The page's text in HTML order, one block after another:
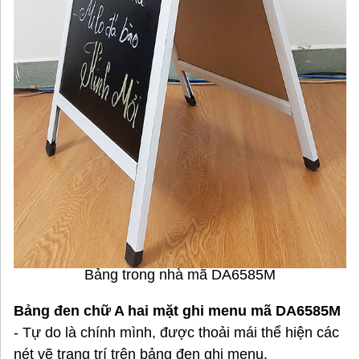
Bảng trong nhà mã DA6585M
Bảng đen chữ A hai mặt ghi menu mã DA6585M
- Tự do là chính mình, được thoải mái thể hiện các
nét vẽ trang trí trên bảng đen ghi menu.